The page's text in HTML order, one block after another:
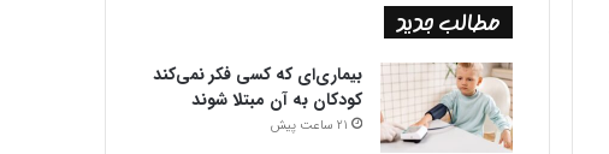
مطالب جدید
بیماری‌ای که کسی فکر نمی‌کند
کودکان به آن مبتلا شوند
21 ساعت پیش